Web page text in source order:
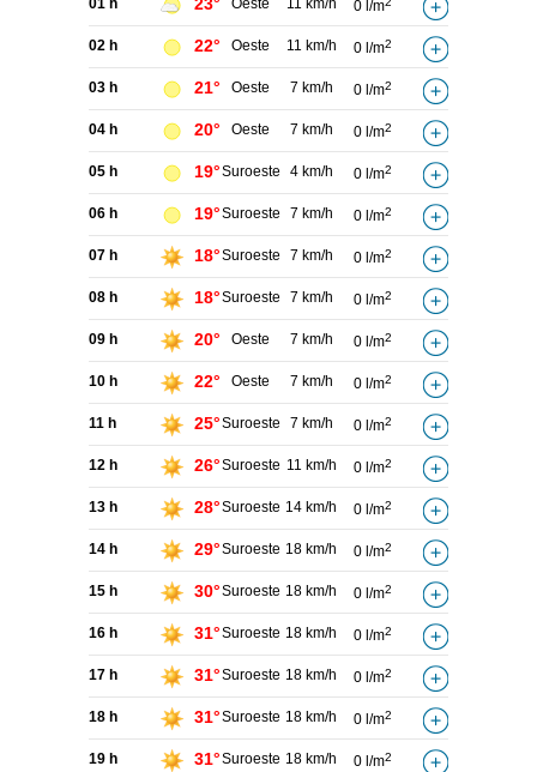
01 h 23° Oeste 11 km/h 0 l/m
02 h 22° Oeste 11 km/h 0 l/m2
03 h 21° Oeste 7 km/h 0 l/m2
04 h 20° Oeste 7 km/h 0 l/m2
05 h 19°Suroeste 4 km/h 0 l/m2
06 h 19°Suroeste 7 km/h 0 l/m2
07 h 18°Suroeste 7 km/h 0 l/m2
08 h 18°Suroeste 7 km/h 0 l/m2
09 h 20° Oeste 7 km/h 0 l/m2
10 h 22° Oeste 7 km/h 0 l/m2
11 h 25°Suroeste 7 km/h 0 l/m2
12 h 26°Suroeste 11 km/h 0 l/m2
13 h 28°Suroeste 14 km/h 0 l/m2
14 h 29°Suroeste 18 km/h 0 l/m2
15 h 30°Suroeste 18 km/h 0 l/m2
16 h 31°Suroeste 18 km/h 0 l/m2
17 h 31°Suroeste 18 km/h 0 l/m2
18 h 31°Suroeste 18 km/h 0 l/m2
19 h 31°Suroeste 18 km/h 0 l/m2